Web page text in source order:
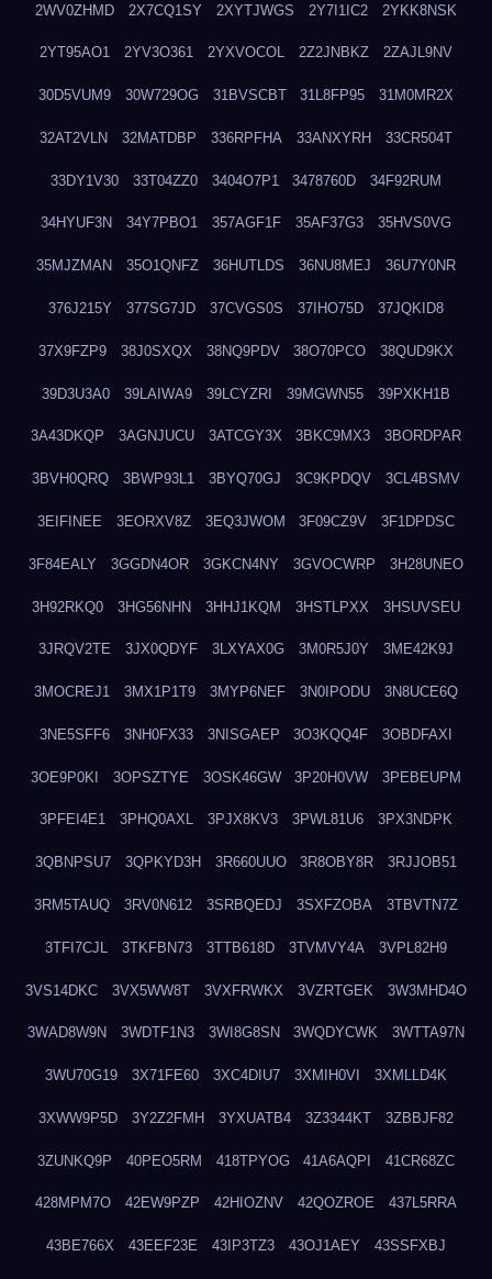
2WV0ZHMD 2X7CQ1SY 2XYTJWGS 2Y7I1IC2 2YKK8NSK
2YT95AO1 2YV3O361 2YXVOCOL 2Z2JNBKZ 2ZAJL9NV
30D5VUM9 30W729OG 31BVSCBT 31L8FP95 31M0MR2X
32AT2VLN 32MATDBP 336RPFHA 33ANXYRH 33CR504T
33DY1V30 33T04ZZ0 3404O7P1 3478760D 34F92RUM
34HYUF3N 34Y7PBO1 357AGF1F 35AF37G3 35HVS0VG
35MJZMAN 35O1QNFZ 36HUTLDS 36NU8MEJ 36U7Y0NR
376J215Y 377SG7JD 37CVGS0S 37IHO75D 37JQKID8
37X9FZP9 38J0SXQX 38NQ9PDV 38O70PCO 38QUD9KX
39D3U3A0 39LAIWA9 39LCYZRI 39MGWN55 39PXKH1B
3A43DKQP 3AGNJUCU 3ATCGY3X 3BKC9MX3 3BORDPAR
3BVH0QRQ 3BWP93L1 3BYQ70GJ 3C9KPDQV 3CL4BSMV
3EIFINEE 3EORXV8Z 3EQ3JWOM 3F09CZ9V 3F1DPDSC
3F84EALY 3GGDN4OR 3GKCN4NY 3GVOCWRP 3H28UNEO
3H92RKQ0 3HG56NHN 3HHJ1KQM 3HSTLPXX 3HSUVSEU
3JRQV2TE 3JX0QDYF 3LXYAX0G 3M0R5J0Y 3ME42K9J
3MOCREJ1 3MX1P1T9 3MYP6NEF 3N0IPODU 3N8UCE6Q
3NE5SFF6 3NH0FX33 3NISGAEP 3O3KQQ4F 3OBDFAXI
3OE9P0KI 3OPSZTYE 3OSK46GW 3P20H0VW 3PEBEUPM
3PFEI4E1 3PHQ0AXL 3PJX8KV3 3PWL81U6 3PX3NDPK
3QBNPSU7 3QPKYD3H 3R660UUO 3R8OBY8R 3RJJOB51
3RM5TAUQ 3RV0N612 3SRBQEDJ 3SXFZOBA 3TBVTN7Z
3TFI7CJL 3TKFBN73 3TTB618D 3TVMVY4A 3VPL82H9
3VS14DKC 3VX5WW8T 3VXFRWKX 3VZRTGEK 3W3MHD4O
3WAD8W9N 3WDTF1N3 3WI8G8SN 3WQDYCWK 3WTTA97N
3WU70G19 3X71FE60 3XC4DIU7 3XMIH0VI 3XMLLD4K
3XWW9P5D 3Y2Z2FMH 3YXUATB4 3Z3344KT 3ZBBJF82
3ZUNKQ9P 40PEO5RM 418TPYOG 41A6AQPI 41CR68ZC
428MPM7O 42EW9PZP 42HIOZNV 42QOZROE 437L5RRA
43BE766X 43EEF23E 43IP3TZ3 43OJ1AEY 43SSFXBJ